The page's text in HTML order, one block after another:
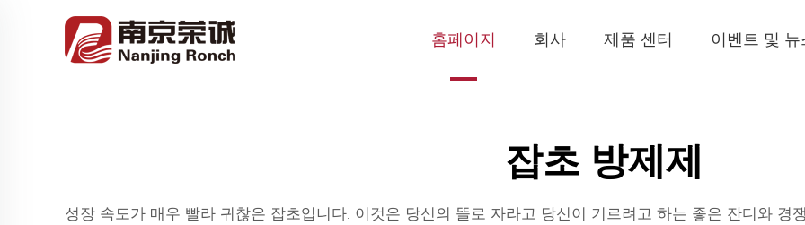
홈페이지 회사 제품 센터 이벤트 및 뉴
잡초 방제제
성장 속도가 매우 빨라 귀찮은 잡초입니다. 이것은 당신의 뜰로 자라고 당신이 기르려고 하는 좋은 잔디와 경